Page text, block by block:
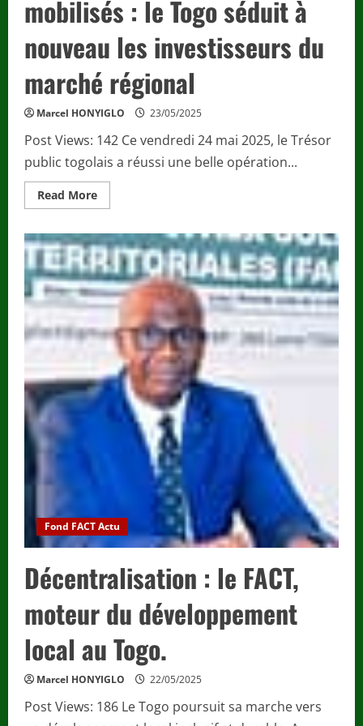
mobilisés : le Togo séduit à
nouveau les investisseurs du
marché régional
Marcel HONYIGLO 23/05/2025
Post Views: 142 Ce vendredi 24 mai 2025, le Trésor
public togolais a réussi une belle opération...
Read MoreRead
more
22
milliards
FCFA
mobilisés
:
le
séduit
à
nouveau
investisseurs
du
marché
régional
Fond FACT Actu
Décentralisation : le FACT,
moteur du développement
local au Togo.
Marcel HONYIGLO 22/05/2025
Post Views: 186 Le Togo poursuit sa marche vers